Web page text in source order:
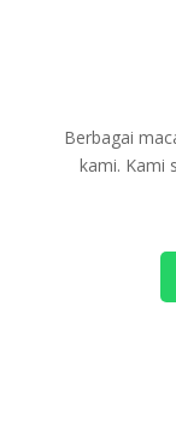
Berbagai
kami. Kami